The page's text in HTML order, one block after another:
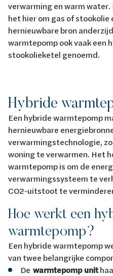
verwarming en warm
het hier om gas of stookolie
hernieuwbare bron
warmtepomp ook vaak een
stookolieketel genoemd.
Hybride
Een hybride warmtepomp
hernieuwbare
verwarmingstechnologie,
woning te verwarmen. Het
warmtepomp is om de
verwarmingssysteem te
CO2-uitstoot te
Hoe werkt een
warmtepomp?
Een hybride warmtepomp
van twee belangrijke
De warmtepomp unit